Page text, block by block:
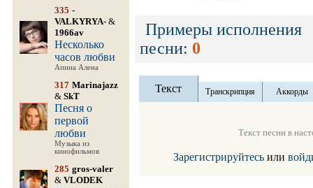
335 -
VALKYRYA- &
1966av
Несколько
часов любви
Апина Алена
317 Marinajazz
& SkT
Песня о
первой
любви
Музыка из
кинофильмов
285 gros-valer
& VLODEK
Примеры исполнения
песни: 0
Текст Транскрипция Аккорды
Текст песни в
Зарегистрируйтесь или